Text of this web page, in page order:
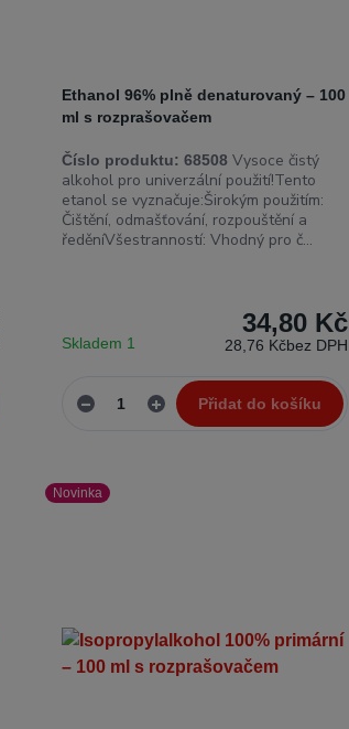
Ethanol 96% plně denaturovaný – 100
ml s rozprašovačem
Číslo produktu: 68508 Vysoce čistý
alkohol pro univerzální použití!Tento
etanol se vyznačuje:Širokým použitím:
Čištění, odmašťování, rozpouštění a
ředěníVšestranností: Vhodný pro č...
34,80 Kč
28,76 Kčbez DPH
Skladem 1
Přidat do košíku
Novinka